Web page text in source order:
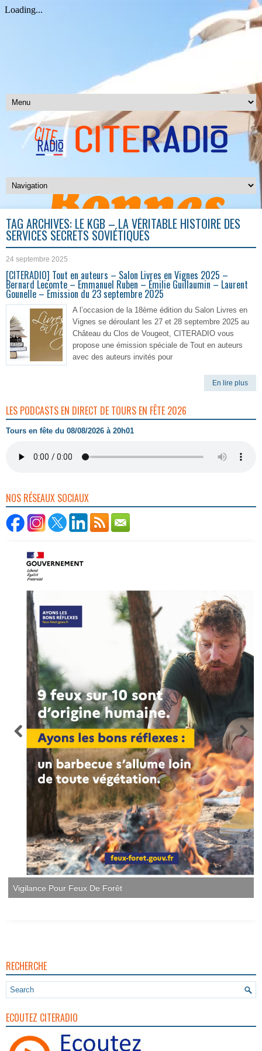
TAG ARCHIVES: LE KGB – LA VÉRITABLE HISTOIRE DES
SERVICES SECRETS SOVIÉTIQUES
24 septembre 2025
[CITERADIO] Tout en auteurs – Salon Livres en Vignes 2025 –
Bernard Lecomte – Emmanuel Ruben – Émilie Guillaumin – Laurent
Gounelle – Emission du 23 septembre 2025
A l’occasion de la 18ème édition du Salon Livres en
Vignes se déroulant les 27 et 28 septembre 2025 au
Château du Clos de Vougeot, CITERADIO vous
propose une émission spéciale de Tout en auteurs
avec des auteurs invités pour
En lire plus
LES PODCASTS EN DIRECT DE TOURS EN FÊTE 2026
Tours en fête du 08/08/2026 à 20h01
NOS RÉSEAUX SOCIAUX
Vigilance Pour Feux De Forêt
RECHERCHE
ECOUTEZ CITERADIO